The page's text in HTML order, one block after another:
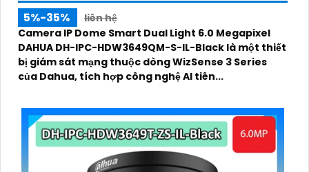
5%-35%
liên hệ
Camera IP Dome Smart Dual Light 6.0 Megapixel
DAHUA DH-IPC-HDW3649QM-S-IL-Black là một thiết
bị giám sát mạng thuộc dòng WizSense 3 Series
của Dahua, tích hợp công nghệ AI tiên...